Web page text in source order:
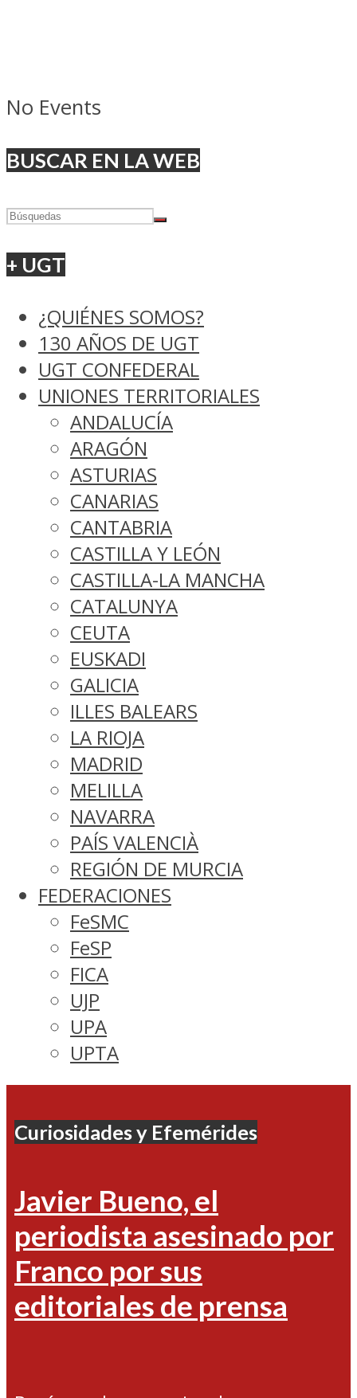
No Events
BUSCAR EN LA WEB
+ UGT
¿QUIÉNES SOMOS?
130 AÑOS DE UGT
UGT CONFEDERAL
UNIONES TERRITORIALES
ANDALUCÍA
ARAGÓN
ASTURIAS
CANARIAS
CANTABRIA
CASTILLA Y LEÓN
CASTILLA-LA MANCHA
CATALUNYA
CEUTA
EUSKADI
GALICIA
ILLES BALEARS
LA RIOJA
MADRID
MELILLA
NAVARRA
PAÍS VALENCIÀ
REGIÓN DE MURCIA
FEDERACIONES
FeSMC
FeSP
FICA
UJP
UPA
UPTA
Curiosidades y Efemérides
Javier Bueno, el
periodista asesinado por
Franco por sus
editoriales de prensa